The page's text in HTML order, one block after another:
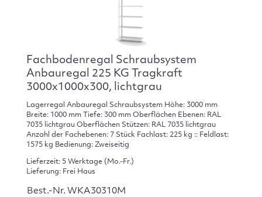
Fachbodenregal Schraubsystem
Anbauregal 225 KG Tragkraft
3000x1000x300, lichtgrau
Lagerregal Anbauregal Schraubsystem Höhe: 3000 mm
Breite: 1000 mm Tiefe: 300 mm Oberflächen Ebenen: RAL
7035 lichtgrau Oberflächen Stützen: RAL 7035 lichtgrau
Anzahl der Fachebenen: 7 Stück Fachlast: 225 kg :: Feldlast:
1575 kg Bedienung: Zweiseitig
Lieferzeit: 5 Werktage (Mo.-Fr.)
Lieferung: Frei Haus
Best.-Nr. WKA30310M